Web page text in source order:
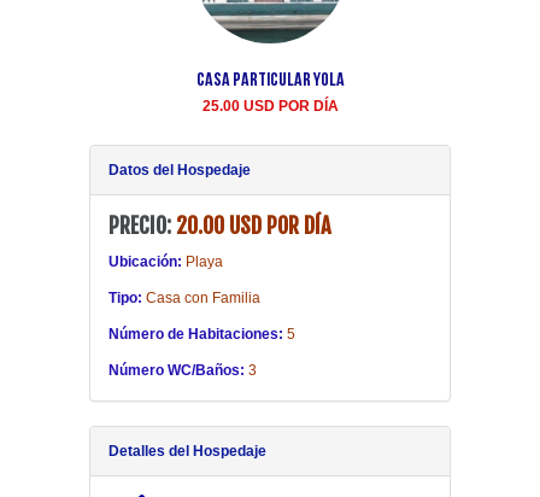
Casa Particular Yola
25.00 USD POR DÍA
Datos del Hospedaje
PRECIO: 20.00 USD POR DÍA
Ubicación: Playa
Tipo: Casa con Familia
Número de Habitaciones: 5
Número WC/Baños: 3
Detalles del Hospedaje